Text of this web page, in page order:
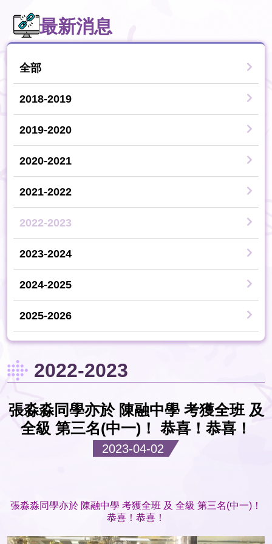
最新消息
全部
2018-2019
2019-2020
2020-2021
2021-2022
2022-2023
2023-2024
2024-2025
2025-2026
2022-2023
張淼淼同學亦於 陳融中學 考獲全班 及
全級 第三名(中一)！ 恭喜！恭喜！
2023-04-02
張淼淼同學亦於 陳融中學 考獲全班 及 全級 第三名(中一)！
恭喜！恭喜！